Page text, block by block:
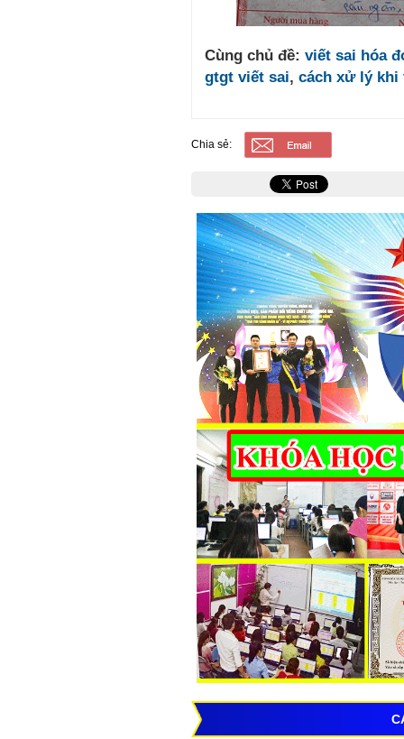
Cùng chủ đề: viết sai hóa
gtgt viết sai, cách xử lý khi
Chia sẻ: